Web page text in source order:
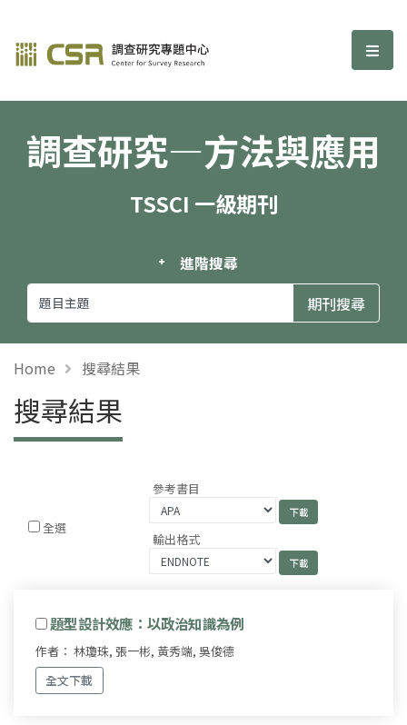
調查研究—方法與應用期刊 選
調查研究—方法與應用
TSSCI 一級期刊
進階搜尋
Home 搜尋結果
搜尋結果
全選
參考書目
輸出格式
題型設計效應：以政治知識為例
作者： 林瓊珠, 張一彬, 黃秀端, 吳俊德
全文下載